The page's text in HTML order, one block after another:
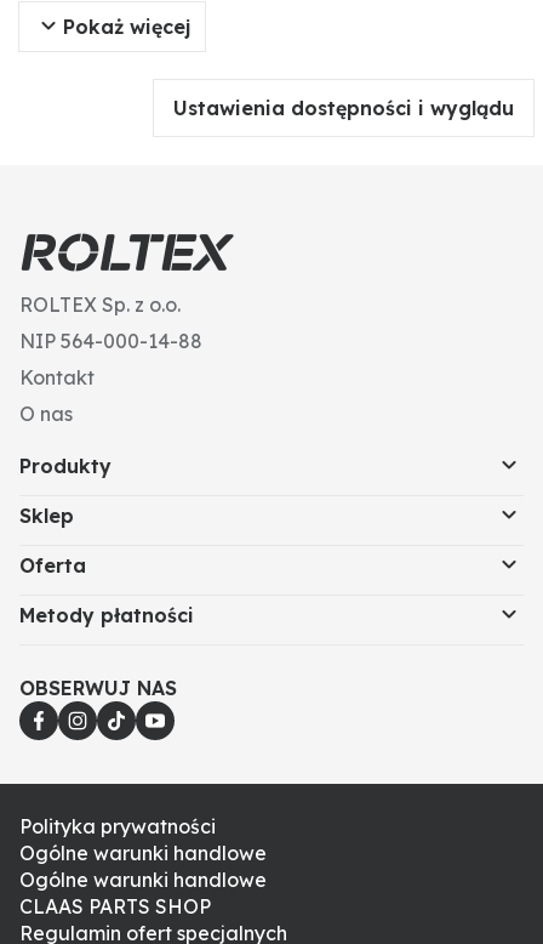
Próżnia (bar): 0,8
Ø zew. (mm): 72
Zakres temperatury (°C): -5°C - +65°C
Pokaż więcej
Ustawienia dostępności i wyglądu
ROLTEX Sp. z o.o.
NIP 564-000-14-88
Kontakt
O nas
Produkty
Sklep
Oferta
Metody płatności
OBSERWUJ NAS
Polityka prywatności
Ogólne warunki handlowe
Ogólne warunki handlowe
CLAAS PARTS SHOP
Regulamin ofert specjalnych